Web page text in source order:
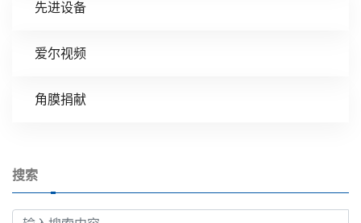
先进设备
爱尔视频
角膜捐献
搜索